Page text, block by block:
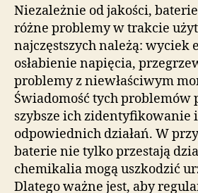
Niezależnie od jakości,
różne problemy w trakcie
najczęstszych należą: wyciek
osłabienie napięcia,
problemy z niewłaściwym
Świadomość tych problemów
szybsze ich zidentyfikowanie
odpowiednich działań. W
baterie nie tylko przestają
chemikalia mogą uszkodzić
Dlatego ważne jest, aby